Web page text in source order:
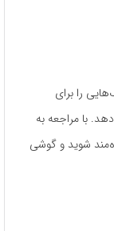
را برای
با مراجعه به
شوید و گوشی